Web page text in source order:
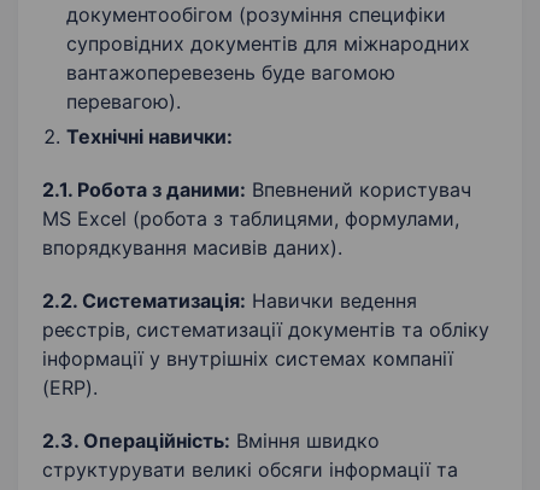
документообігом (розуміння специфіки
супровідних документів для міжнародних
вантажоперевезень буде вагомою
перевагою).
Технічні навички:
2.1. Робота з даними: Впевнений користувач
MS Excel (робота з таблицями, формулами,
впорядкування масивів даних).
2.2. Систематизація: Навички ведення
реєстрів, систематизації документів та обліку
інформації у внутрішніх системах компанії
(ERP).
2.3. Операційність: Вміння швидко
структурувати великі обсяги інформації та